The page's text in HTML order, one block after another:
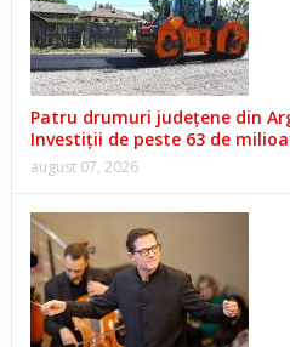
Patru drumuri județene din
Investiții de peste 63 de
august 07, 2026